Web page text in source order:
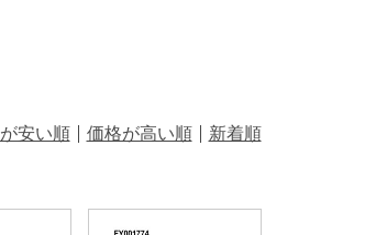
安い順 価格が高い順 新着順